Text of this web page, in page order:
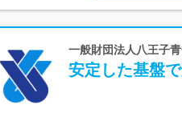
一般財団法人八王子
安定した基盤